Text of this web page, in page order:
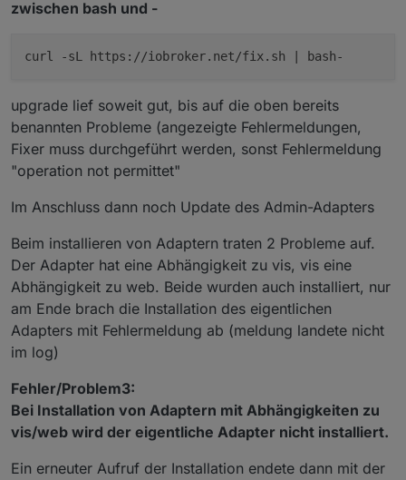
zwischen bash und -
curl -sL https://iobroker.net/fix.sh | bash-
upgrade lief soweit gut, bis auf die oben bereits
benannten Probleme (angezeigte Fehlermeldungen,
Fixer muss durchgeführt werden, sonst Fehlermeldung
"operation not permittet"
Im Anschluss dann noch Update des Admin-Adapters
Beim installieren von Adaptern traten 2 Probleme auf.
Der Adapter hat eine Abhängigkeit zu vis, vis eine
Abhängigkeit zu web. Beide wurden auch installiert, nur
am Ende brach die Installation des eigentlichen
Adapters mit Fehlermeldung ab (meldung landete nicht
im log)
Fehler/Problem3:
Bei Installation von Adaptern mit Abhängigkeiten zu
vis/web wird der eigentliche Adapter nicht installiert.
Ein erneuter Aufruf der Installation endete dann mit der